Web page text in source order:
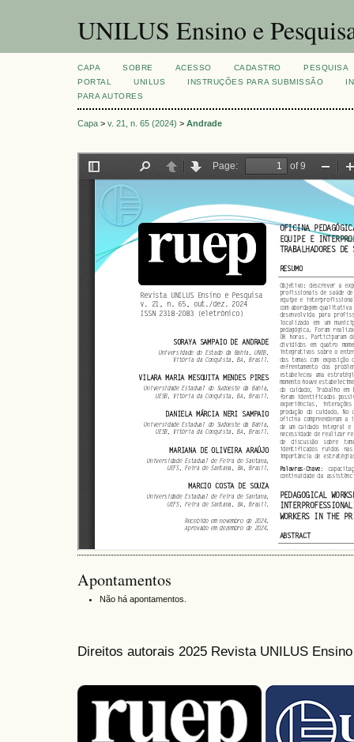
UNILUS Ensino e
CAPA SOBRE ACESSO CADASTRO
PESQUISA
PORTAL
UNILUS INSTRUÇÕES PARA SUBMISSÃO
PARA AUTORES
Capa > v. 21, n. 65 (2024) > Andrade
Apontamentos
Não há apontamentos.
Direitos autorais 2025 Revista UNILUS